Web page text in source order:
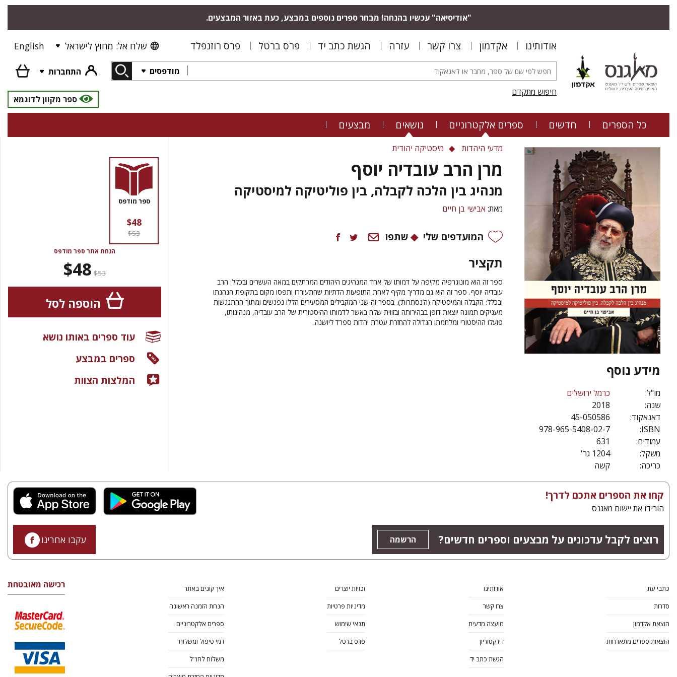
"אודיסיאה" עכשיו בהנחה! מבחר ספרים נוספים במבצע, כעת באזור המבצעים.
אודותינו אקדמון צרו קשר עזרה הגשת כתב יד פרס ברטל פרס רוזנפלד שלח אל: מחוץ לישראל English
מודפסים
התחברות
חיפוש מתקדם
ספר מקוון לדוגמא
כל הספרים חדשים ספרים אלקטרוניים נושאים מבצעים
מידע נוסף
מו"ל:
כרמל ירושלים
שנה:
2018
דאנאקוד:
45-050586
ISBN:
978-965-5408-02-7
עמודים:
631
משקל:
1204 גר'
כריכה:
קשה
מדעי היהדות מיסטיקה יהודית
מרן הרב עובדיה יוסף
מנהיג בין הלכה לקבלה, בין פוליטיקה למיסטיקה
מאת: אבישי בן חיים
המועדפים שלי שתפו
תקציר
ספר זה הוא מונוגרפיה מקיפה על דמותו של אחד המנהיגים היהודים המרתקים במאה העשרים ובכלל: הרב
עובדיה יוסף. ספר זה הוא גם מדריך מקיף לאחת התופעות הדתיות שהתעוררו ותפסו מקום בתקופת הנהגתו
ובכלל: הקבלה והמיסטיקה (ה’נסתרות’). בספר זה שני המקבילים המסעירים הללו נפגשים ומתוך ההתנגשות
מעניקים תמונה יוצאת דופן בבהירותה ובזווית שלה באשר לדמותו ההיסטורית של הרב עובדיה, מנהיגותו,
פועלו ההיסטורי ומלחמתו הגדולה להחזרת עטרת יהדות ספרד ליושנה.
ספר מודפס
$48
$53
הנחת אתר ספר מודפס
$53
$48
הוספה לסל
עוד ספרים באותו נושא
ספרים במבצע
המלצות הצוות
קחו את הספרים אתכם לדרך!
הורידו את יישום מאגנס
רוצים לקבל עדכונים על מבצעים וספרים חדשים? הרשמה עקבו אחרינו
כתבי עת
סדרות
הוצאת אקדמון
הוצאות ספרים מתארחות
אודותינו
צרו קשר
מועצה מדעית
דירקטוריון
הגשת כתב יד
זכויות יוצרים
מדיניות פרטיות
תנאי שימוש
פרס ברטל
איך קונים באתר
הנחת הזמנה ראשונה
ספרים אלקטרוניים
דמי טיפול ומשלוח
משלוח לחו"ל
רכישה מאובטחת